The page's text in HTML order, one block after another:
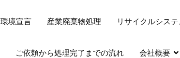
環境宣言 産業廃棄物処理 リサイクルシステ
ご依頼から処理完了までの流れ 会社概要